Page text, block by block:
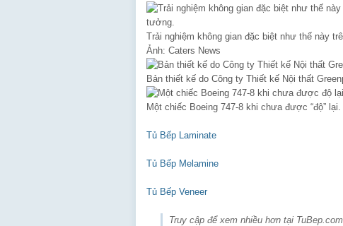
Trải nghiệm không gian đặc biệt như thế này
Ảnh: Caters News
Bản thiết kế do Công ty Thiết kế Nội thất
Một chiếc Boeing 747-8 khi chưa được “độ”
Tủ Bếp Laminate
Tủ Bếp Melamine
Tủ Bếp Veneer
Truy cập để xem nhiều hơn tại